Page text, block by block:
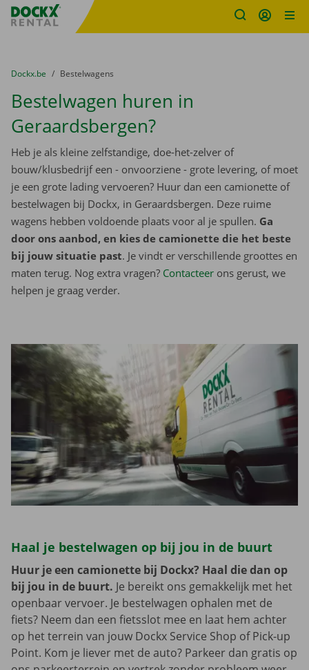
Fratello DEMO
U bevindt zich hier:
van
Dockx.be naar
Bestelwagens
Bestelwagen huren in
Geraardsbergen?
Heb je als kleine zelfstandige, doe-het-zelver of
bouw/klusbedrijf een - onvoorziene - grote levering, of moet
je een grote lading vervoeren? Huur dan een camionette of
bestelwagen bij Dockx, in Geraardsbergen. Deze ruime
wagens hebben voldoende plaats voor al je spullen. Ga
door ons aanbod, en kies de camionette die het beste
bij jouw situatie past. Je vindt er verschillende groottes en
maten terug. Nog extra vragen? Contacteer ons gerust, we
helpen je graag verder.
Haal je bestelwagen op bij jou in de buurt
Huur je een camionette bij Dockx? Haal die dan op
bij jou in de buurt. Je bereikt ons gemakkelijk met het
openbaar vervoer. Je bestelwagen ophalen met de
fiets? Neem dan een fietsslot mee en laat hem achter
op het terrein van jouw Dockx Service Shop of Pick-up
Point. Kom je liever met de auto? Parkeer dan gratis op